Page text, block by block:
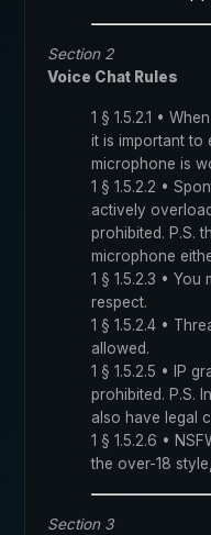
Section 2
Voice Chat Rules
1 § 1.5.2.1 •
it is important to
microphone is
1 § 1.5.2.2 •
actively
prohibited. P.S.
microphone
1 § 1.5.2.3 •
respect.
1 § 1.5.2.4 •
allowed.
1 § 1.5.2.5 • IP
prohibited. P.S.
also have legal
1 § 1.5.2.6 •
the over-18
Section 3